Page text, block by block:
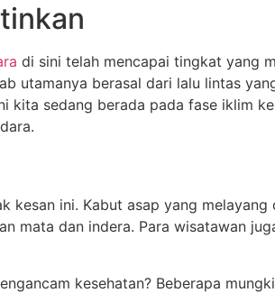
di sini telah mencapai tingkat yang
utamanya berasal dari lalu lintas
kita sedang berada pada fase iklim
kesan ini. Kabut asap yang melayang
mata dan indera. Para wisatawan
kesehatan? Beberapa